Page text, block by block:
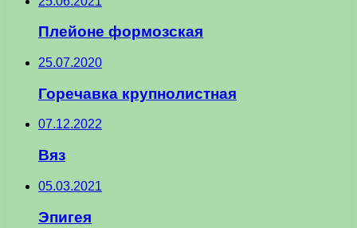
Плейоне формозская
25.07.2020
Горечавка крупнолистная
07.12.2022
Вяз
05.03.2021
Эпигея